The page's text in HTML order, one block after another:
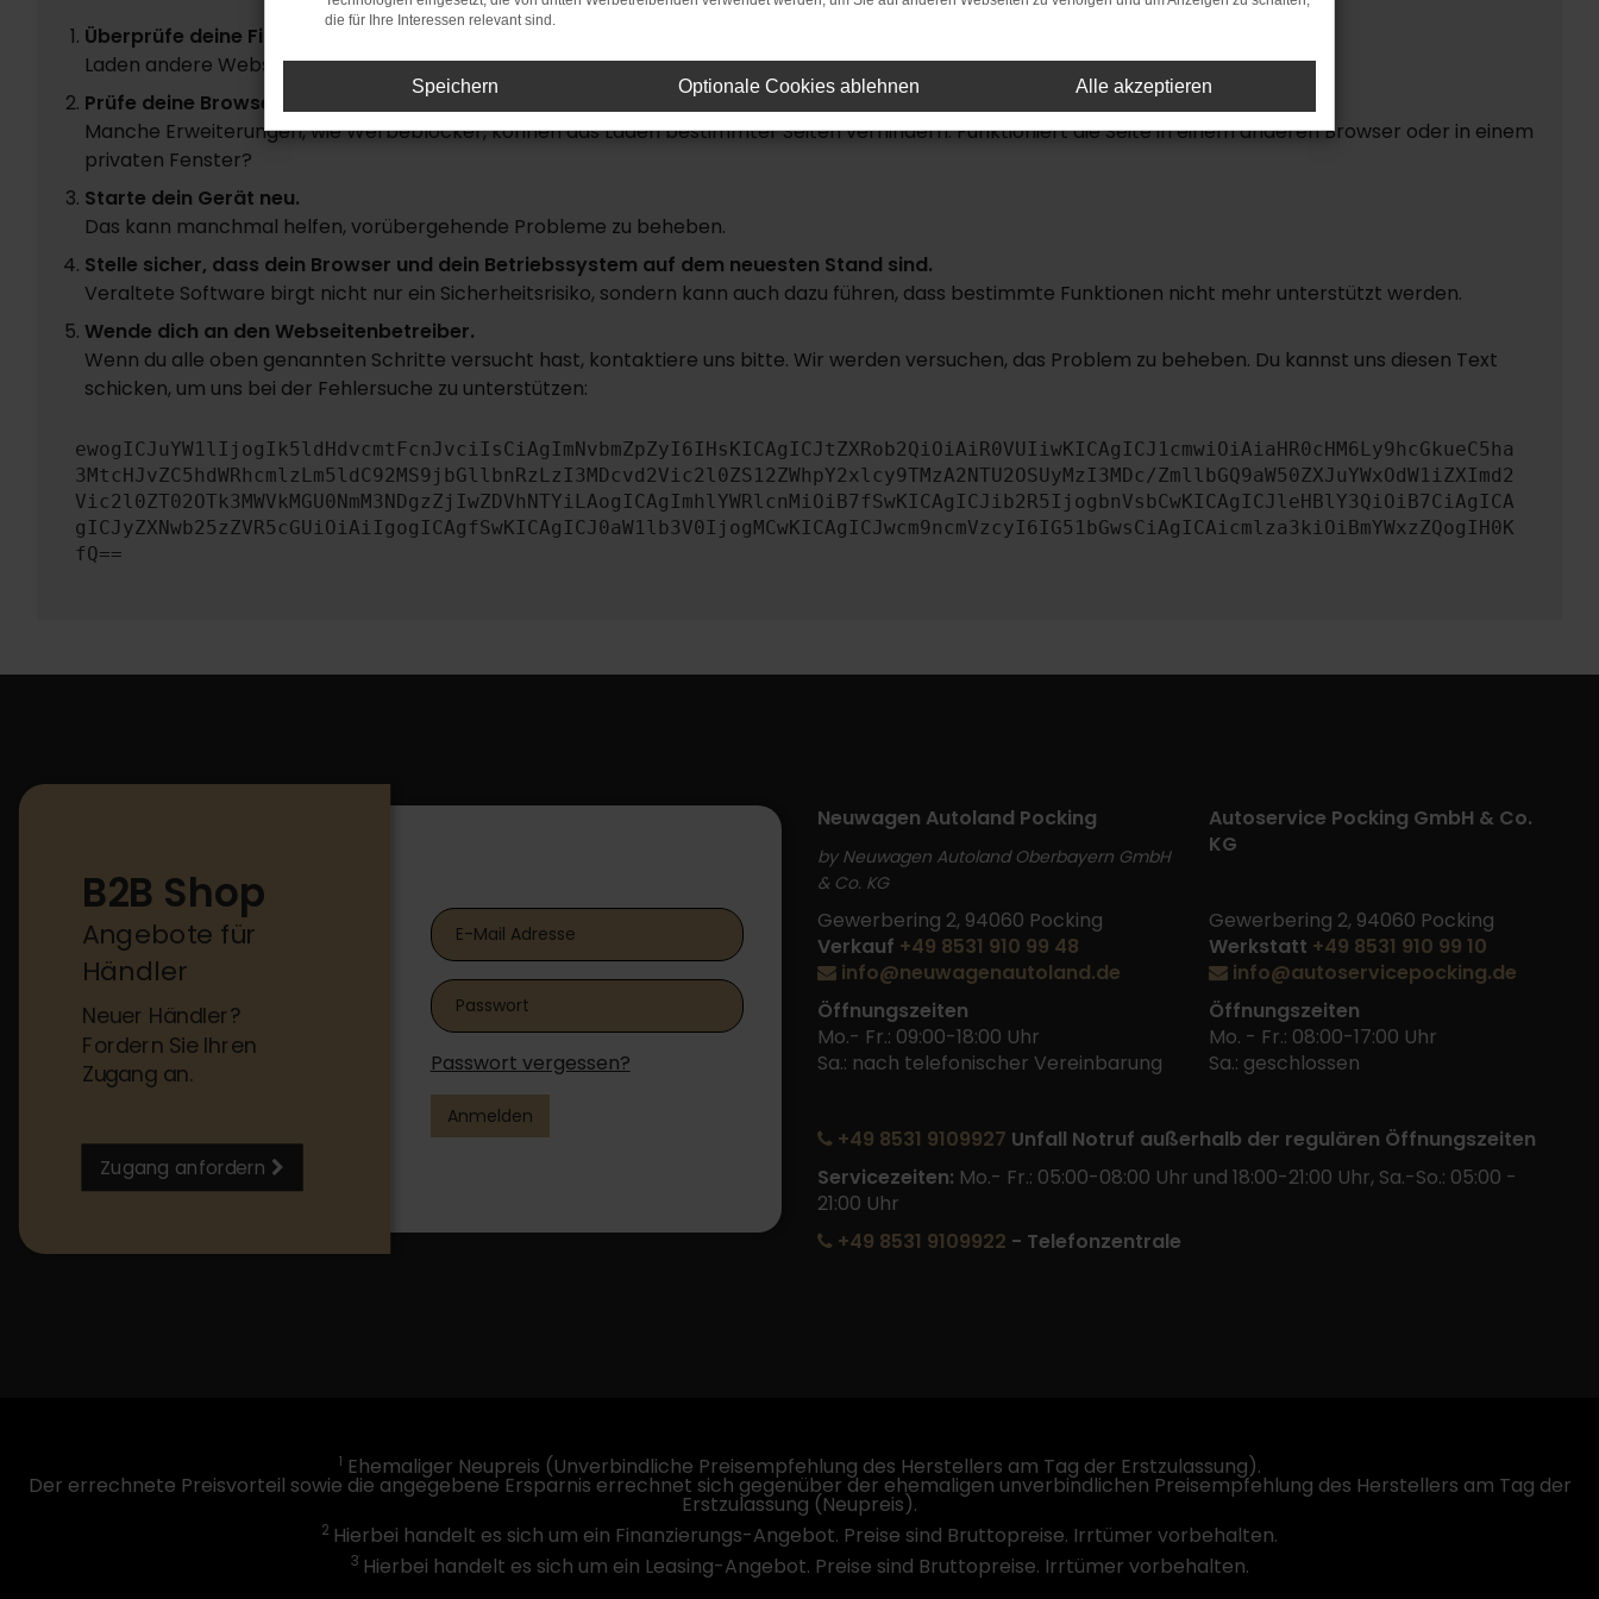
Überprüfe deine Firewall und deine Internetverbindung.
Laden andere Webseiten, zum Beispiel deine Suchmaschine?
Prüfe deine Browsererweiterungen.
Manche Erweiterungen, wie Werbeblocker, können das Laden bestimmter Seiten verhindern. Funktioniert die Seite in einem anderen Browser oder in einem
privaten Fenster?
Starte dein Gerät neu.
Das kann manchmal helfen, vorübergehende Probleme zu beheben.
Stelle sicher, dass dein Browser und dein Betriebssystem auf dem neuesten Stand sind.
Veraltete Software birgt nicht nur ein Sicherheitsrisiko, sondern kann auch dazu führen, dass bestimmte Funktionen nicht mehr unterstützt werden.
Wende dich an den Webseitenbetreiber.
Wenn du alle oben genannten Schritte versucht hast, kontaktiere uns bitte. Wir werden versuchen, das Problem zu beheben. Du kannst uns diesen Text
schicken, um uns bei der Fehlersuche zu unterstützen:
ewogICJuYW1lIjogIk5ldHdvcmtFcnJvciIsCiAgImNvbmZpZyI6IHsKICAgICJtZXRob2QiOiAiR0VUIiwKICAgICJ1cmwiOiAiaHR0cHM6Ly9hcGkueC5ha
3MtcHJvZC5hdWRhcmlzLm5ldC92MS9jbGllbnRzLzI3MDcvd2Vic2l0ZS12ZWhpY2xlcy9TMzA2NTU2OSUyMzI3MDc/ZmllbGQ9aW50ZXJuYWxOdW1iZXImd2
Vic2l0ZT02OTk3MWVkMGU0NmM3NDgzZjIwZDVhNTYiLAogICAgImhlYWRlcnMiOiB7fSwKICAgICJib2R5IjogbnVsbCwKICAgICJleHBlY3QiOiB7CiAgICA
gICJyZXNwb25zZVR5cGUiOiAiIgogICAgfSwKICAgICJ0aW1lb3V0IjogMCwKICAgICJwcm9ncmVzcyI6IG51bGwsCiAgICAicmlza3kiOiBmYWxzZQogIH0K
fQ==
B2B Shop
Angebote für
Händler
Neuer Händler?
Fordern Sie Ihren
Zugang an.
Zugang anfordern
Passwort vergessen?
Anmelden
Neuwagen Autoland Pocking
by Neuwagen Autoland Oberbayern GmbH
& Co. KG
Autoservice Pocking GmbH & Co.
KG
Gewerbering 2, 94060 Pocking
Verkauf +49 8531 910 99 48
info@neuwagenautoland.de
Gewerbering 2, 94060 Pocking
Werkstatt +49 8531 910 99 10
info@autoservicepocking.de
Öffnungszeiten
Mo.- Fr.: 09:00-18:00 Uhr
Sa.: nach telefonischer Vereinbarung
Öffnungszeiten
Mo. - Fr.: 08:00-17:00 Uhr
Sa.: geschlossen
+49 8531 9109927 Unfall Notruf außerhalb der regulären Öffnungszeiten
Servicezeiten: Mo.- Fr.: 05:00-08:00 Uhr und 18:00-21:00 Uhr, Sa.-So.: 05:00 -
21:00 Uhr
+49 8531 9109922 - Telefonzentrale
1 Ehemaliger Neupreis (Unverbindliche Preisempfehlung des Herstellers am Tag der Erstzulassung).
Der errechnete Preisvorteil sowie die angegebene Ersparnis errechnet sich gegenüber der ehemaligen unverbindlichen Preisempfehlung des Herstellers am Tag der
Erstzulassung (Neupreis).
2 Hierbei handelt es sich um ein Finanzierungs-Angebot. Preise sind Bruttopreise. Irrtümer vorbehalten.
3 Hierbei handelt es sich um ein Leasing-Angebot. Preise sind Bruttopreise. Irrtümer vorbehalten.
die für Ihre Interessen relevant sind.
Speichern Optionale Cookies ablehnen Alle akzeptieren